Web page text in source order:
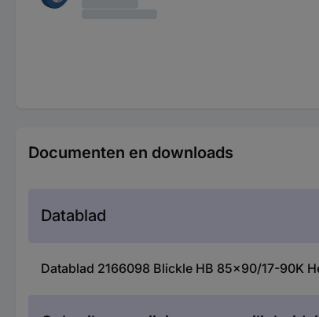
Documenten en downloads
Datablad
Datablad 2166098 Blickle HB 85x90/17-90K